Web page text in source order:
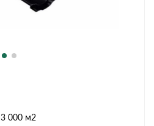
3 000 м2